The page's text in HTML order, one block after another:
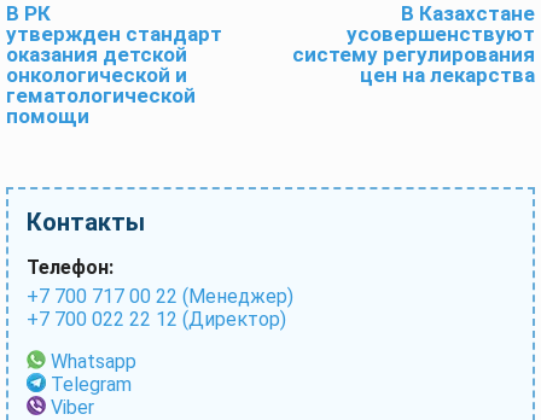
В РК
утвержден стандарт
оказания детской
онкологической и
гематологической
помощи
В Казахстане
усовершенствуют
систему регулирования
цен на лекарства
Контакты
Телефон:
+7 700 717 00 22 (Менеджер)
+7 700 022 22 12 (Директор)
Whatsapp
Telegram
Viber